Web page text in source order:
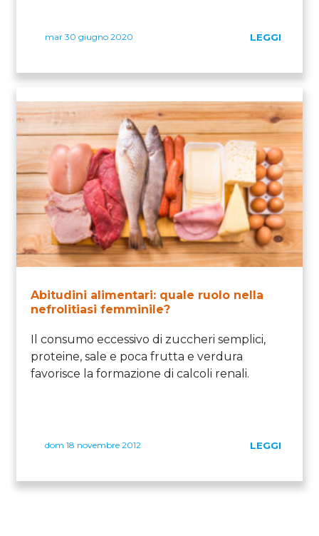
mar 30 giugno 2020 LEGGI
Abitudini alimentari: quale ruolo nella
nefrolitiasi femminile?
Il consumo eccessivo di zuccheri semplici,
proteine, sale e poca frutta e verdura
favorisce la formazione di calcoli renali.
dom 18 novembre 2012 LEGGI